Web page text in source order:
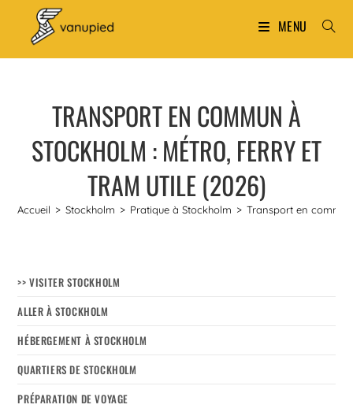
MENU
TRANSPORT EN COMMUN À
STOCKHOLM : MÉTRO, FERRY ET
TRAM UTILE (2026)
Accueil > Stockholm > Pratique à Stockholm > Transport en
>> VISITER STOCKHOLM
ALLER À STOCKHOLM
HÉBERGEMENT À STOCKHOLM
QUARTIERS DE STOCKHOLM
PRÉPARATION DE VOYAGE